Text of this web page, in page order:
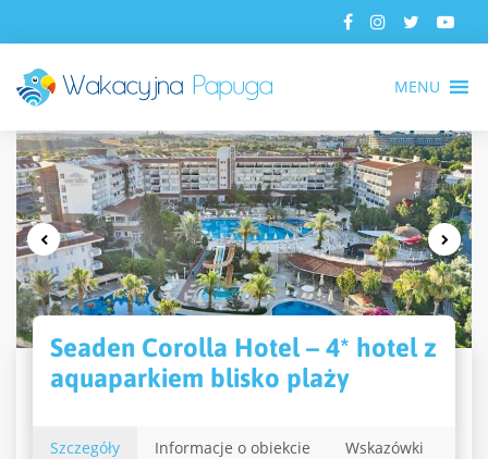
MENU
Seaden Corolla Hotel – 4* hotel z
aquaparkiem blisko plaży
Szczegóły Informacje o obiekcie Wskazówki